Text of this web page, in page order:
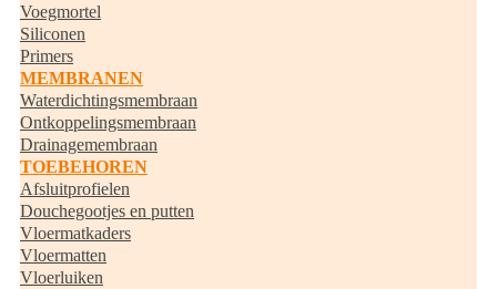
Voegmortel
Siliconen
Primers
MEMBRANEN
Waterdichtingsmembraan
Ontkoppelingsmembraan
Drainagemembraan
TOEBEHOREN
Afsluitprofielen
Douchegootjes en putten
Vloermatkaders
Vloermatten
Vloerluiken